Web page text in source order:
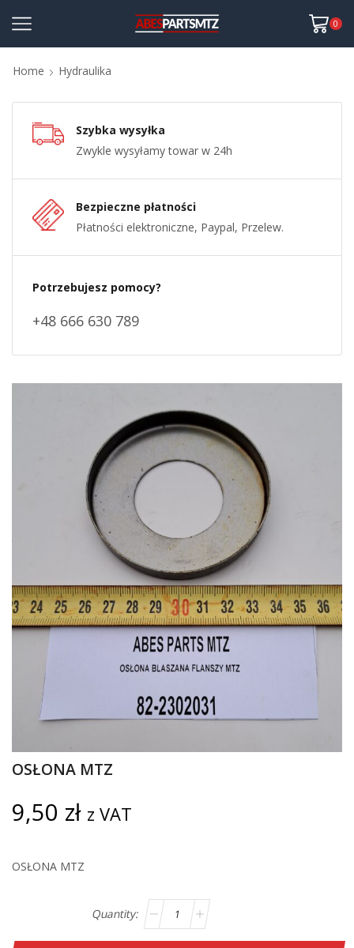
0
Home Hydraulika
Szybka wysyłka
Zwykle wysyłamy towar w 24h
Bezpieczne płatności
Płatności elektroniczne, Paypal, Przelew.
Potrzebujesz pomocy?
+48 666 630 789
OSŁONA MTZ
9,50 zł z VAT
OSŁONA MTZ